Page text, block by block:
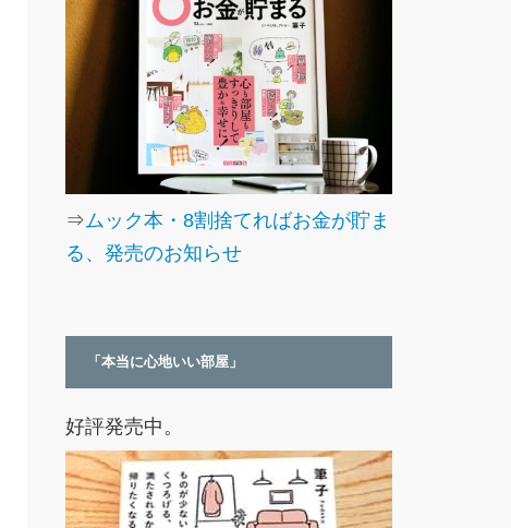
⇒ムック本・8割捨てればお金が貯ま
る、発売のお知らせ
「本当に心地いい部屋」
好評発売中。